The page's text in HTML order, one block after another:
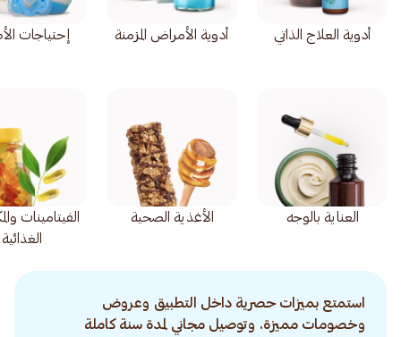
أدوية العلاج الذاتي أدوية الأمراض المزمنة إحتياجات
العناية بالوجه الأغذية الصحية
الفيتامينات
الغذائية
استمتع بميزات حصرية داخل التطبيق وعروض
وخصومات مميزة. وتوصيل مجاني لمدة سنة كاملة